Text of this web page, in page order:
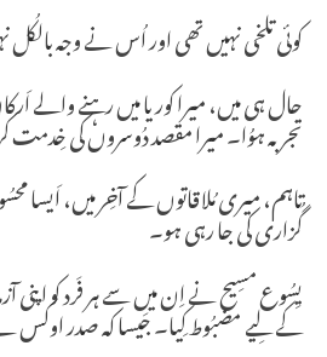
کوئی تلخی نہیں تھی اور اُس نے وجہ
حال ہی میں، میرا کوریا میں رہنے والے
تجربہ ہوُا۔ میرا مقصد دُوسروں کی خِدمت
تاہم، میری مُلاقاتوں كے آخِر میں،
گُزاری کی جا رہی ہو۔
یِسُوع مسِیح نے اِن میں سے ہر فَرد کو اپنی
کے لِیے مضبُوط کِیا۔ جَیسا کہ صدر اوکس